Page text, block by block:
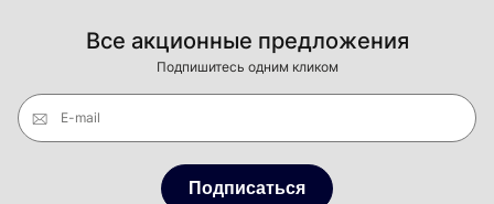
Все акционные предложения
Подпишитесь одним кликом
E-mail
Подписаться